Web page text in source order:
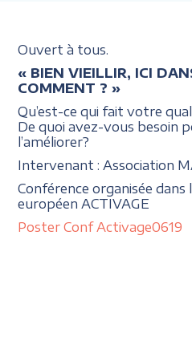
Ouvert à tous.
« BIEN VIEILLIR, ICI
COMMENT ? »
Qu’est-ce qui fait votre
De quoi avez-vous besoin
l’améliorer?
Intervenant : Association
Conférence organisée
européen ACTIVAGE
Poster Conf Activage0619